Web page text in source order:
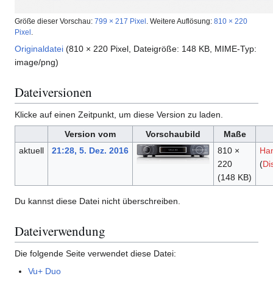
Größe dieser Vorschau: 799 × 217 Pixel Weitere Auflösung: 810 × 220
Pixel
Originaldatei (810 × 220 Pixel, Dateigröße: 148 KB, MIME-Typ:
image/png)
Dateiversionen
Klicke auf einen Zeitpunkt, um diese Version zu laden.
Version vom
Vorschaubild
Maße
aktuell
21:28, 5. Dez. 2016
810 ×
220
(148 KB)
(
Du kannst diese Datei nicht überschreiben.
Dateiverwendung
Die folgende Seite verwendet diese Datei:
Vu+ Duo